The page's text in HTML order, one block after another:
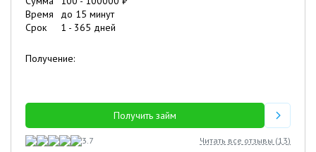
Время
до 15 минут
Срок
1 - 365 дней
Получение:
Получить займ
3.7 Читать все отзывы (13)